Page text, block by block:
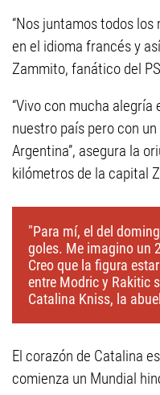
“Nos juntamos todos
en el idioma francés y
Zammito, fanático del
“Vivo con mucha
nuestro país pero con
Argentina”, asegura la
kilómetros de la capital
"Para mí, el del
goles. Me imagino un
Creo que la figura
entre Modric y Rakitic
Catalina Kniss, la
El corazón de Catalina
comienza un Mundial